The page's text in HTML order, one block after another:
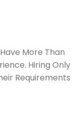
More Than
Hiring Only
Requirements